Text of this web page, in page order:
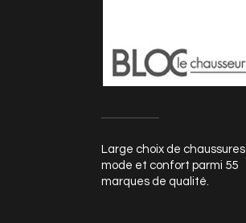
Large choix de chaussures
mode et confort parmi 55
marques de qualité.